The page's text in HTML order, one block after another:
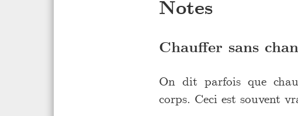
Notes
Chauffer sans
On dit parfois que
corps. Ceci est souvent